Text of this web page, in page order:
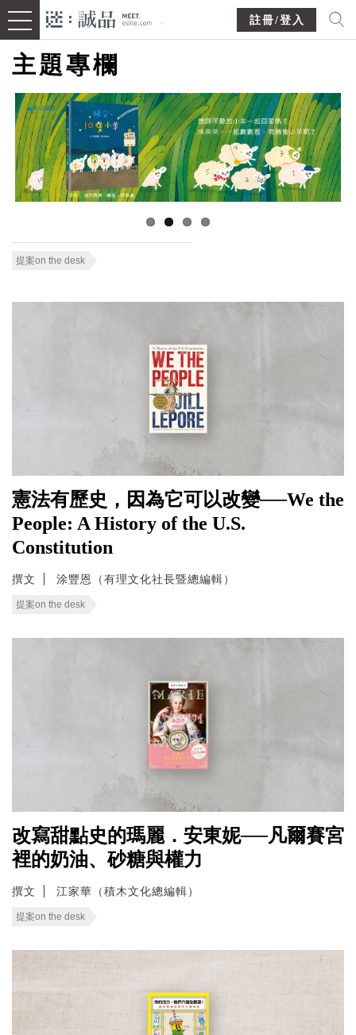
註冊/登入
主題專欄
提案on the desk
憲法有歷史，因為它可以改變──We the
People: A History of the U.S.
Constitution
撰文 涂豐恩（有理文化社長暨總編輯）
提案on the desk
改寫甜點史的瑪麗．安東妮──凡爾賽宮
裡的奶油、砂糖與權力
撰文 江家華（積木文化總編輯）
提案on the desk